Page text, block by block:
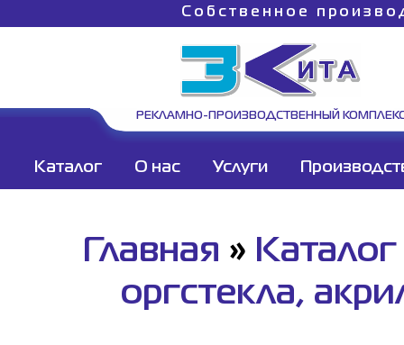
Собственное
РЕКЛАМНО-ПРОИЗВОДСТВЕННЫЙ
Каталог О нас Услуги
Главная » Каталог
оргстекла,